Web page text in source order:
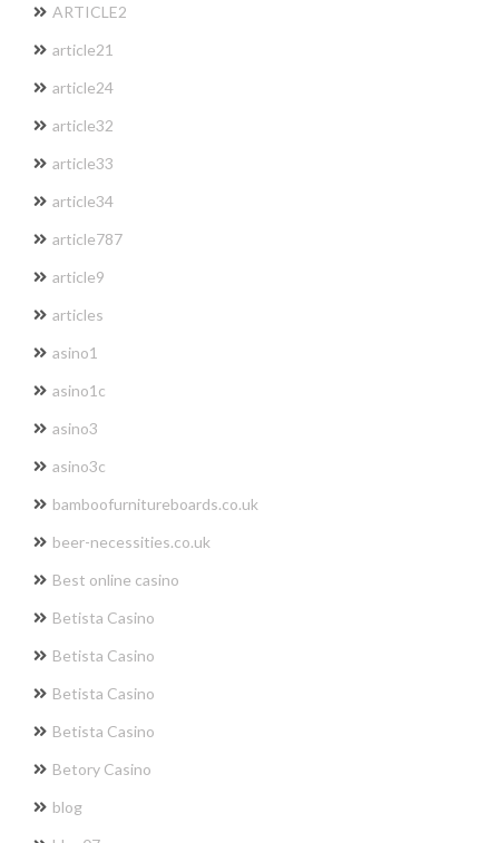
ARTICLE2
article21
article24
article32
article33
article34
article787
article9
articles
asino1
asino1c
asino3
asino3c
bamboofurnitureboards.co.uk
beer-necessities.co.uk
Best online casino
Betista Casino
Betista Casino
Betista Casino
Betista Casino
Betory Casino
blog